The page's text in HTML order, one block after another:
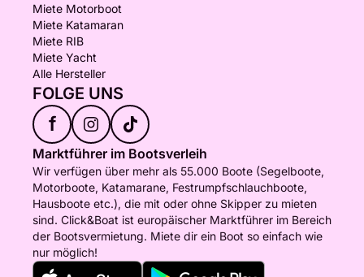
Miete Motorboot
Miete Katamaran
Miete RIB
Miete Yacht
Alle Hersteller
FOLGE UNS
f
Marktführer im Bootsverleih
Wir verfügen über mehr als 55.000 Boote (Segelboote,
Motorboote, Katamarane, Festrumpfschlauchboote,
Hausboote etc.), die mit oder ohne Skipper zu mieten
sind. Click&Boat ist europäischer Marktführer im Bereich
der Bootsvermietung. Miete dir ein Boot so einfach wie
nur möglich!